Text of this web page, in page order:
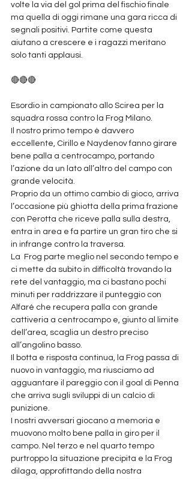
volte la via del gol prima del fischio finale
ma quella di oggi rimane una gara ricca di
segnali positivi. Partite come questa
aiutano a crescere e i ragazzi meritano
solo tanti applausi.
🔴🔴🔴
Esordio in campionato allo Scirea per la
squadra rossa contro la Frog Milano.
Il nostro primo tempo è davvero
eccellente, Cirillo e Naydenov fanno girare
bene palla a centrocampo, portando
l’azione da un lato all’altro del campo con
grande velocità.
Proprio da un ottimo cambio di gioco, arriva
l’occasione più ghiotta della prima frazione
con Perotta che riceve palla sulla destra,
entra in area e fa partire un gran tiro che si
in infrange contro la traversa.
La  Frog parte meglio nel secondo tempo e
ci mette da subito in difficoltà trovando la
rete del vantaggio, ma ci bastano pochi
minuti per raddrizzare il punteggio con
Alfaré che recupera palla con grande
cattiveria a centrocampo e, giunto al limite
dell’area, scaglia un destro preciso
all’angolino basso.
Il botta e risposta continua, la Frog passa di
nuovo in vantaggio, ma riusciamo ad
agguantare il pareggio con il goal di Penna
che arriva sugli sviluppi di un calcio di
punizione.
I nostri avversari giocano a memoria e
muovono molto bene palla in giro per il
campo. Nel terzo e nel quarto tempo
purtroppo la situazione precipita e la Frog
dilaga, approfittando della nostra